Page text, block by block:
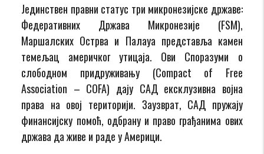
Јединствен правни статус три микронезијске државе:
Федеративних Држава Микронезије (FSM),
Маршалских Острва и Палауа представља камен
темељац америчког утицаја. Ови Споразуми о
слободном придруживању (Compact of Free
Association – COFA) дају САД ексклузивна војна
права на овој територији. Заузврат, САД пружају
финансијску помоћ, одбрану и право грађанима ових
држава да живе и раде у Америци.